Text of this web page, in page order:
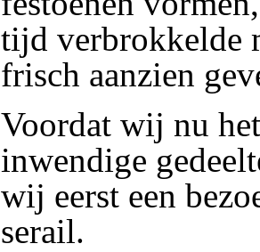
tijd verbrokkelde
frisch aanzien
Voordat wij nu
inwendige
wij eerst een
serail.